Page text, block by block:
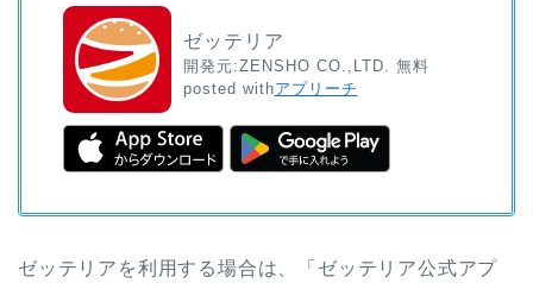
ゼッテリア
開発元:ZENSHO CO.,LTD.
無料
posted withアプリーチ
ゼッテリアを利用する場合は、「ゼッテリア公式アプ